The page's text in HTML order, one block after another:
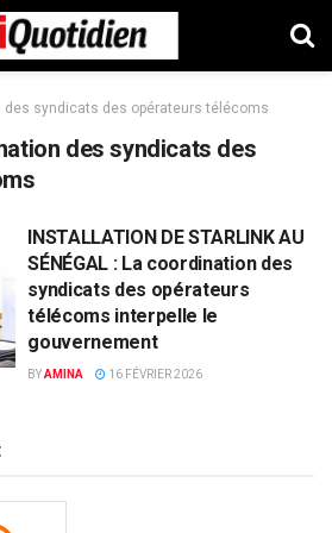
des syndicats des opérateurs télécoms
des syndicats des
INSTALLATION DE STARLINK AU
SÉNÉGAL : La coordination des
syndicats des opérateurs
télécoms interpelle le
gouvernement
BYAMINA 16 FÉVRIER 2026